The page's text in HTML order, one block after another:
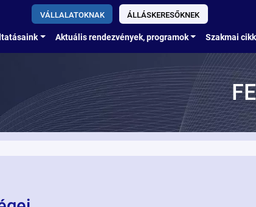
VÁLLALATOKNAK ÁLLÁSKERESŐKNEK
Aktuális rendezvények, programok Szakmai